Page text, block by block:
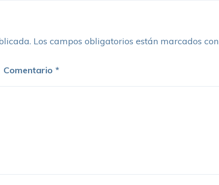
Los campos obligatorios están marcados con
Comentario *